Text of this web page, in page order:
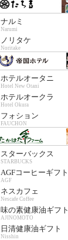
ナルミ
Narumi
ノリタケ
Noritake
ホテルオータニ
Hotel New Otani
ホテルオークラ
Hotel Okura
フォション
FAUCHON
スターバックス
STARBUCKS
AGFコーヒーギフト
AGF
ネスカフェ
Nescafe Coffee
味の素健康油ギフト
AJINOMOTO
日清健康油ギフト
Nisshin